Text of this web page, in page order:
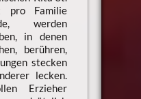
pro Familie
werden
in denen
berühren,
stecken
lecken.
Erzieher